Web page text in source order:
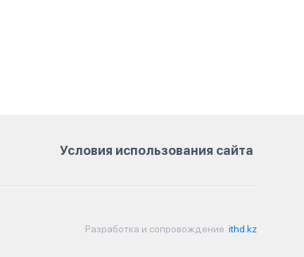
Условия использования сайта
Разработка и сопровождение ithd.kz